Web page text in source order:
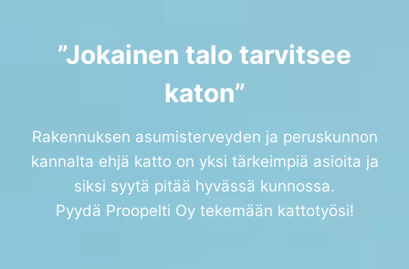
”Jokainen talo tarvitsee
katon”
Rakennuksen asumisterveyden ja peruskunnon
kannalta ehjä katto on yksi tärkeimpiä asioita ja
siksi syytä pitää hyvässä kunnossa.
Pyydä Proopelti Oy tekemään kattotyösi!